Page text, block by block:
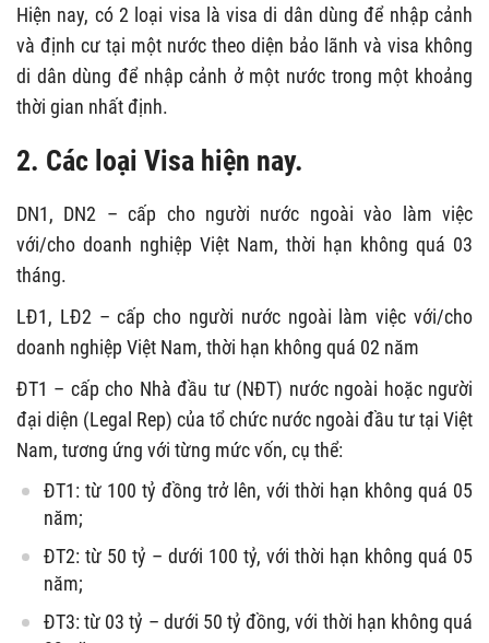
Hiện nay, có 2 loại visa là visa di dân dùng để nhập cảnh
và định cư tại một nước theo diện bảo lãnh và visa không
di dân dùng để nhập cảnh ở một nước trong một khoảng
thời gian nhất định.
2. Các loại Visa hiện nay.
DN1, DN2 – cấp cho người nước ngoài vào làm việc
với/cho doanh nghiệp Việt Nam, thời hạn không quá 03
tháng.
LĐ1, LĐ2 – cấp cho người nước ngoài làm việc với/cho
doanh nghiệp Việt Nam, thời hạn không quá 02 năm
ĐT1 – cấp cho Nhà đầu tư (NĐT) nước ngoài hoặc người
đại diện (Legal Rep) của tổ chức nước ngoài đầu tư tại Việt
Nam, tương ứng với từng mức vốn, cụ thể:
ĐT1: từ 100 tỷ đồng trở lên, với thời hạn không quá 05
năm;
ĐT2: từ 50 tỷ – dưới 100 tỷ, với thời hạn không quá 05
năm;
ĐT3: từ 03 tỷ – dưới 50 tỷ đồng, với thời hạn không quá